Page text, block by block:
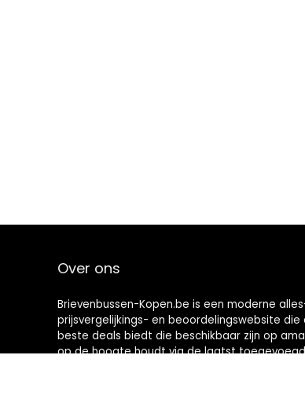
Over ons
Brievenbussen-Kopen.be is een moderne
prijsvergelijkings- en beoordelingswebsite die
beste deals biedt die beschikbaar zijn op
op de hoogte houdt via de laatst